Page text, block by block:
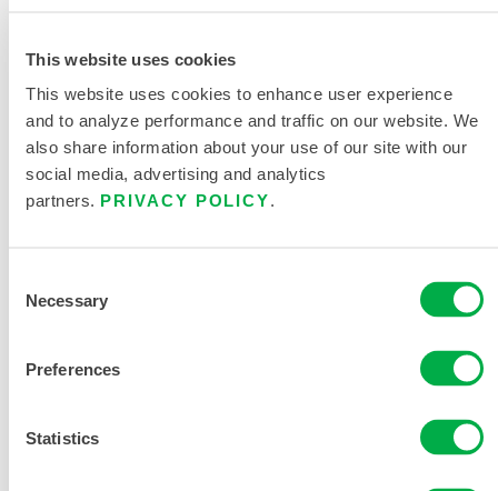
This website uses cookies
This website uses cookies to enhance user experience
and to analyze performance and traffic on our website. We
also share information about your use of our site with our
social media, advertising and analytics
partners. PRIVACY POLICY.
Selection
Necessary
Preferences
Statistics
DOCUMENTACIÓN DEL
PRODUCTO
QUÍMICA Y DESECHABLE